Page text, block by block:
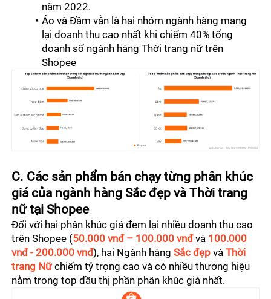
năm 2022.
Áo và Đầm vẫn là hai nhóm ngành hàng mang
lại doanh thu cao nhất khi chiếm 40% tổng
doanh số ngành hàng Thời trang nữ trên
Shopee
C. Các sản phẩm bán chạy từng phân khúc
giá của ngành hàng Sắc đẹp và Thời trang
nữ tại Shopee
Đối với hai phân khúc giá đem lại nhiều doanh thu cao
trên Shopee (50.000 vnđ – 100.000 vnđ và 100.000
vnđ - 200.000 vnđ), hai Ngành hàng Sắc đẹp và Thời
trang Nữ chiếm tỷ trọng cao và có nhiều thương hiệu
nằm trong top đầu thị phần phân khúc giá nhất.